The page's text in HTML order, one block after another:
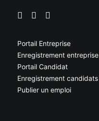
Portail Entreprise
Enregistrement entreprise
Portail Candidat
Enregistrement candidats
Publier un emploi